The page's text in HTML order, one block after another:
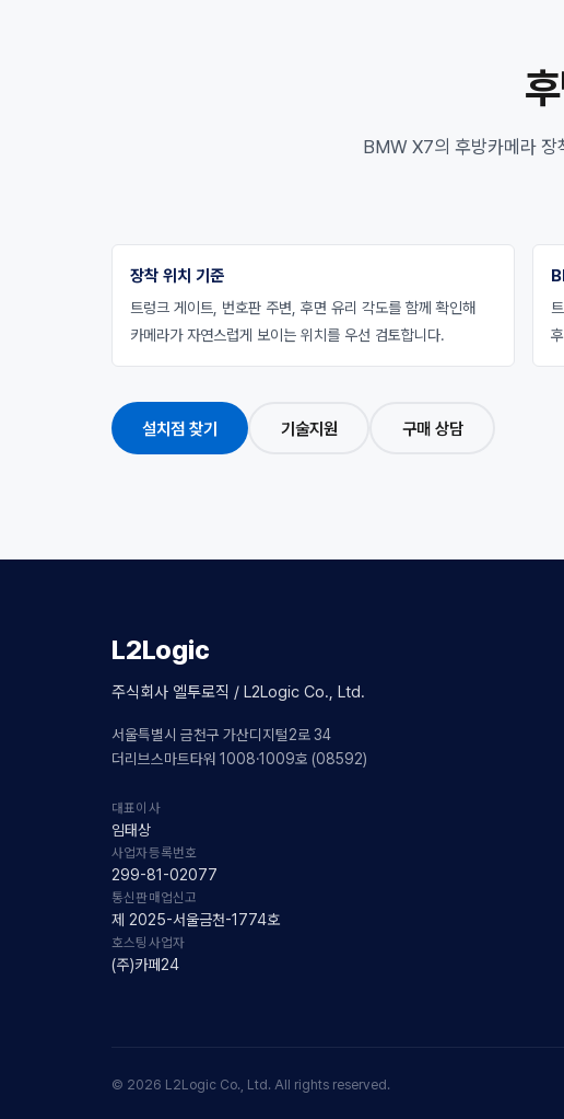
BMW X7의 후방카메라 장
장착 위치 기준
트렁크 게이트, 번호판 주변, 후면 유리 각도를 함께 확인해
카메라가 자연스럽게 보이는 위치를 우선 검토합니다.
설치점 찾기 기술지원 구매 상담
L2Logic
주식회사 엘투로직 / L2Logic Co., Ltd.
서울특별시 금천구 가산디지털2로 34
더리브스마트타워 1008·1009호 (08592)
대표이사
임태상
사업자등록번호
299-81-02077
통신판매업신고
제 2025-서울금천-1774호
호스팅사업자
(주)카페24
© 2026 L2Logic Co., Ltd. All rights reserved.